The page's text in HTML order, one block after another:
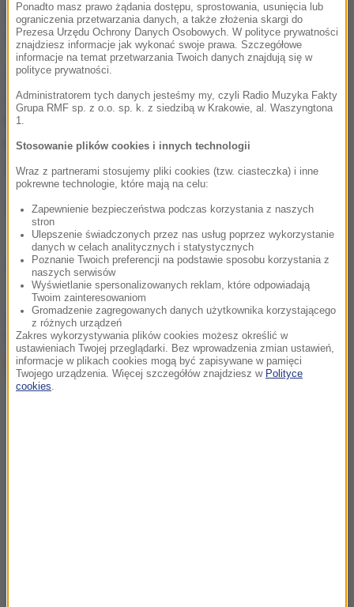
Lipiński, kierownik USC w Szczecinie i wiceprezes
Urzędu Stanu Cywilnego RP.
Według "Rz" problem pojawił się na etapie produkcji.
Okazało się, że aby łańcuch dobrze się układał,
konieczne jest dodatkowe "potrójne" ogniwo.
Niestety, tego nowy wzór nie przewidywał -
informuje gazeta.
(mpw)
Źródło: PAP
chcesz widzieć więcej artykułów od RMF24?dodaj w
Google
Ponadto masz prawo żądania dostępu, sprostowania, usunięcia lub
ograniczenia przetwarzania danych, a także złożenia skargi do
Prezesa Urzędu Ochrony Danych Osobowych. W polityce prywatności
znajdziesz informacje jak wykonać swoje prawa. Szczegółowe
informacje na temat przetwarzania Twoich danych znajdują się w
polityce prywatności.
Administratorem tych danych jesteśmy my, czyli Radio Muzyka Fakty
Grupa RMF sp. z o.o. sp. k. z siedzibą w Krakowie, al. Waszyngtona
1.
Stosowanie plików cookies i innych technologii
Wraz z partnerami stosujemy pliki cookies (tzw. ciasteczka) i inne
pokrewne technologie, które mają na celu:
Zapewnienie bezpieczeństwa podczas korzystania z naszych
stron
Ulepszenie świadczonych przez nas usług poprzez wykorzystanie
danych w celach analitycznych i statystycznych
Poznanie Twoich preferencji na podstawie sposobu korzystania z
naszych serwisów
Wyświetlanie spersonalizowanych reklam, które odpowiadają
Twoim zainteresowaniom
Gromadzenie zagregowanych danych użytkownika korzystającego
z różnych urządzeń
Zakres wykorzystywania plików cookies możesz określić w
ustawieniach Twojej przeglądarki. Bez wprowadzenia zmian ustawień,
informacje w plikach cookies mogą być zapisywane w pamięci
Twojego urządzenia. Więcej szczegółów znajdziesz w Polityce
cookies